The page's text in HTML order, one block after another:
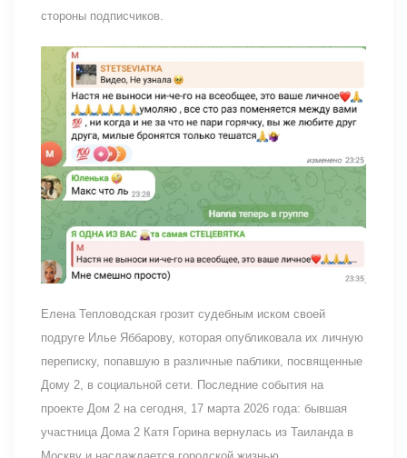
стороны подписчиков.
Елена Тепловодская грозит судебным иском своей
подруге Илье Яббарову, которая опубликовала их личную
переписку, попавшую в различные паблики, посвященные
Дому 2, в социальной сети. Последние события на
проекте Дом 2 на сегодня, 17 марта 2026 года: бывшая
участница Дома 2 Катя Горина вернулась из Таиланда в